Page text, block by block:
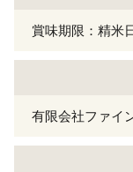
賞味期限：精米
有限会社ファイ